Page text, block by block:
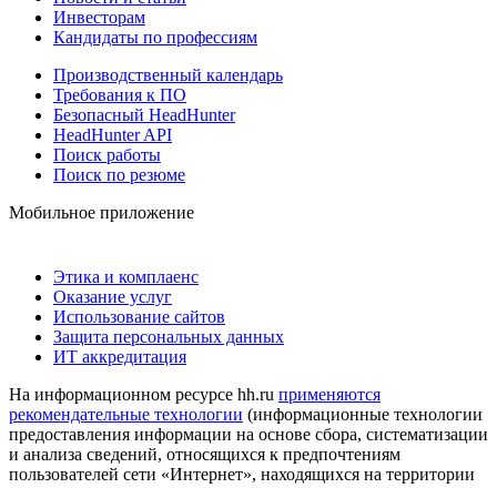
Инвесторам
Кандидаты по профессиям
Производственный календарь
Требования к ПО
Безопасный HeadHunter
HeadHunter API
Поиск работы
Поиск по резюме
Мобильное приложение
Этика и комплаенс
Оказание услуг
Использование сайтов
Защита персональных данных
ИТ аккредитация
На информационном ресурсе hh.ru применяются
рекомендательные технологии (информационные технологии
предоставления информации на основе сбора, систематизации
и анализа сведений, относящихся к предпочтениям
пользователей сети «Интернет», находящихся на территории